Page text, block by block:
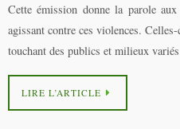
Cette émission donne la parole
agissant contre ces violences.
touchant des publics et milieux
LIRE L’ARTICLE